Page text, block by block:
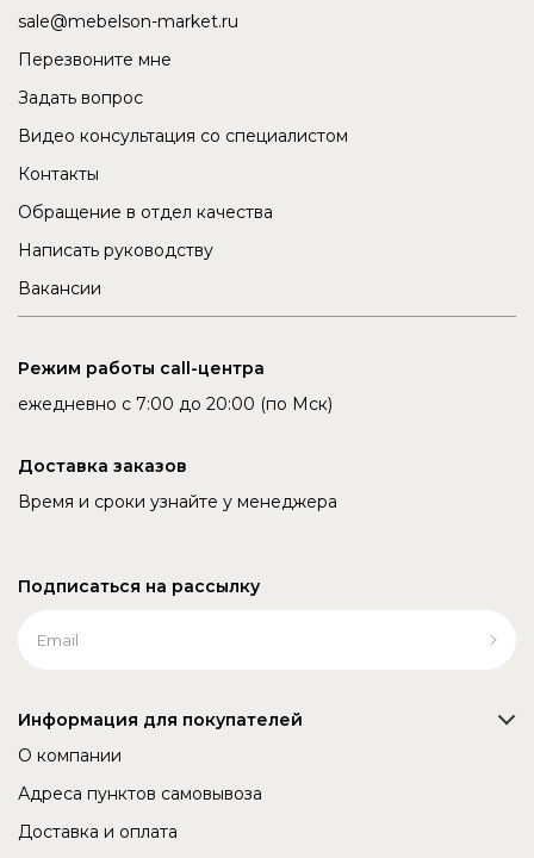
sale@mebelson-market.ru
Перезвоните мне
Задать вопрос
Видео консультация со специалистом
Контакты
Обращение в отдел качества
Написать руководству
Вакансии
Режим работы call-центра
ежедневно с 7:00 до 20:00 (по Мск)
Доставка заказов
Время и сроки узнайте у менеджера
Подписаться на рассылку
Информация для покупателей
О компании
Адреса пунктов самовывоза
Доставка и оплата